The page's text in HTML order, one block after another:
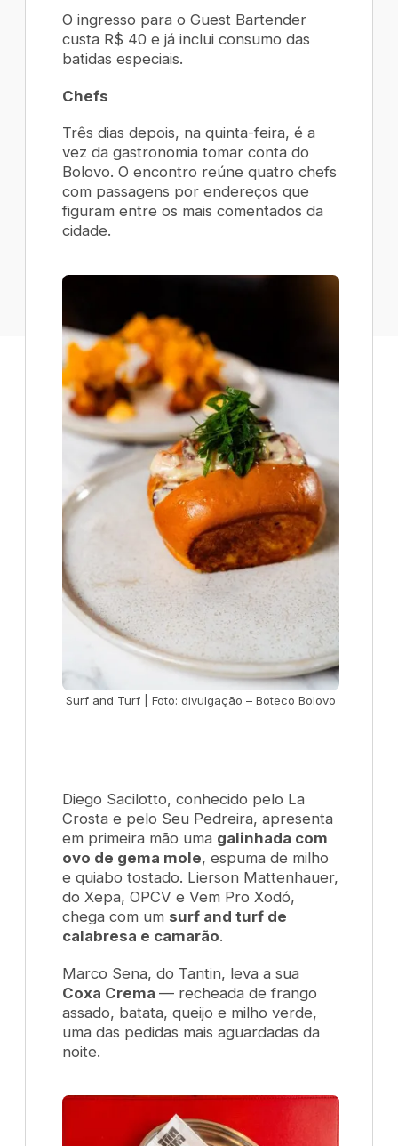
O ingresso para o Guest Bartender
custa R$ 40 e já inclui consumo das
batidas especiais.
Chefs
Três dias depois, na quinta-feira, é a
vez da gastronomia tomar conta do
Bolovo. O encontro reúne quatro chefs
com passagens por endereços que
figuram entre os mais comentados da
cidade.
Surf and Turf | Foto: divulgação – Boteco Bolovo
Diego Sacilotto, conhecido pelo La
Crosta e pelo Seu Pedreira, apresenta
em primeira mão uma galinhada com
ovo de gema mole, espuma de milho
e quiabo tostado. Lierson Mattenhauer,
doXepa, OPCVe Vem Pro Xodó,
chega com um surf and turf de
calabresa e camarão.
Marco Sena, do Tantin, leva a sua
Coxa Crema— recheada de frango
assado, batata, queijo e milho verde,
uma das pedidas mais aguardadas da
noite.